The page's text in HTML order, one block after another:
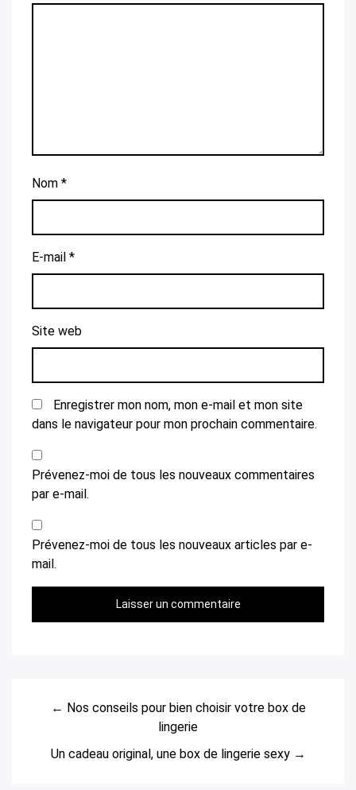
Nom *
E-mail *
Site web
Enregistrer mon nom, mon e-mail et mon site
dans le navigateur pour mon prochain commentaire.
Prévenez-moi de tous les nouveaux commentaires
par e-mail.
Prévenez-moi de tous les nouveaux articles par e-
mail.
← Nos conseils pour bien choisir votre box de
lingerie
Un cadeau original, une box de lingerie sexy →